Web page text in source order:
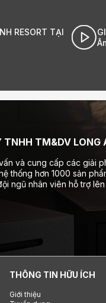
LONG AUDIO HÀ
Hi-End đỉnh cao
TNHH TM&DV LONG
và cung cấp các giải
thống hơn 1000 sản
ngũ nhân viên hỗ trợ
THÔNG TIN HỮU ÍCH
Giới thiệu